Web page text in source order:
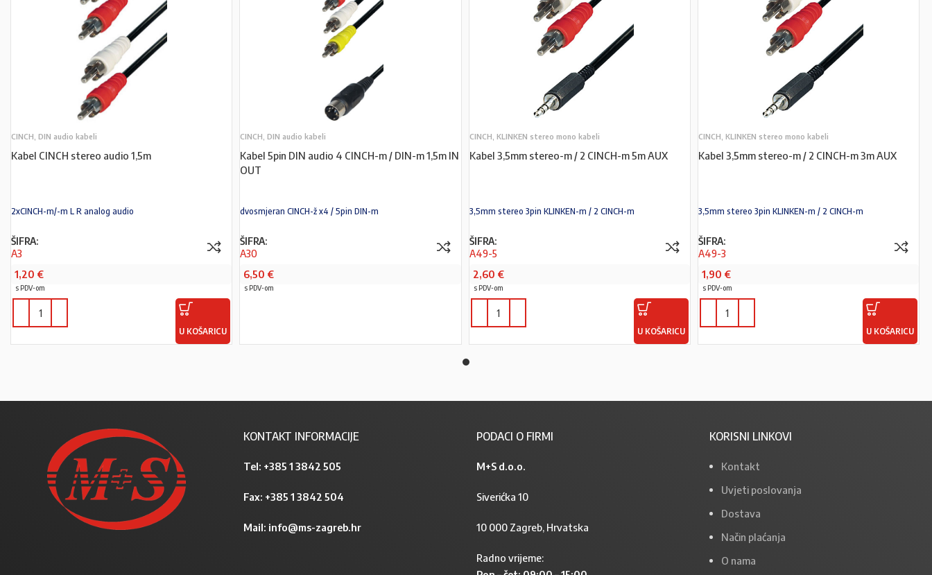
CINCH, DIN audio kabeli
Kabel CINCH stereo audio 1,5m
2xCINCH-m/-m L R analog audio
ŠIFRA:
A3
1,20 €
s PDV-om
U KOŠARICU
CINCH, DIN audio kabeli
Kabel 5pin DIN audio 4 CINCH-m / DIN-m 1,5m IN
OUT
dvosmjeran CINCH-ž x4 / 5pin DIN-m
ŠIFRA:
A30
6,50 €
s PDV-om
CINCH, KLINKEN stereo mono kabeli
Kabel 3,5mm stereo-m / 2 CINCH-m 5m AUX
3,5mm stereo 3pin KLINKEN-m / 2 CINCH-m
ŠIFRA:
A49-5
2,60 €
s PDV-om
U KOŠARICU
CINCH, KLINKEN stereo mono kabeli
Kabel 3,5mm stereo-m / 2 CINCH-m 3m AUX
3,5mm stereo 3pin KLINKEN-m / 2 CINCH-m
ŠIFRA:
A49-3
1,90 €
s PDV-om
U KOŠARICU
KONTAKT INFORMACIJE
Tel: +385 1 3842 505
Fax: +385 1 3842 504
Mail: info@ms-zagreb.hr
PODACI O FIRMI
M+S d.o.o.
Siverićka 10
10 000 Zagreb, Hrvatska
Radno vrijeme:
KORISNI LINKOVI
Kontakt
Uvjeti poslovanja
Dostava
Način plaćanja
O nama